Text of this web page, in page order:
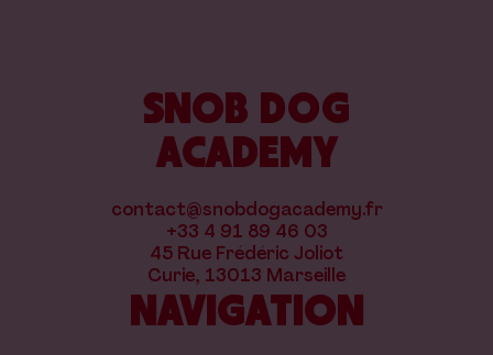
SNOB DOG
ACADEMY
contact@snobdogacademy.fr
+33 4 91 89 46 03
45 Rue Frédéric Joliot
Curie, 13013 Marseille
NAVIGATION